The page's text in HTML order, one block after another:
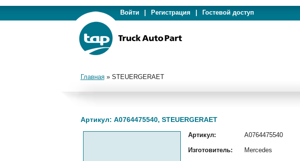
Войти Регистрация Гостевой доступ
Главная» STEUERGERAET
Артикул: A0764475540, STEUERGERAET
Артикул: A0764475540
Изготовитель: Mercedes